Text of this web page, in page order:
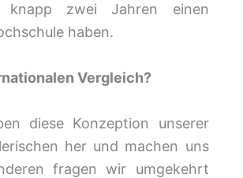
knapp zwei Jahren einen
haben.
Vergleich?
diese Konzeption unserer
her und machen uns
fragen wir umgekehrt